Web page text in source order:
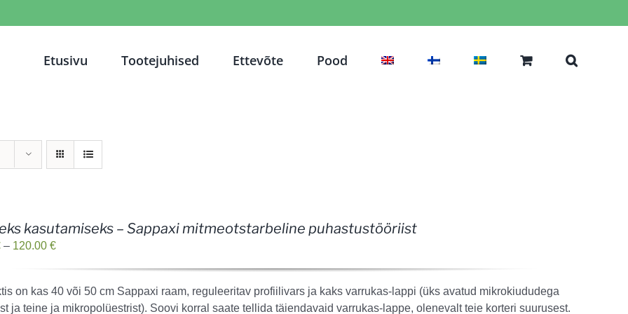
Etusivu Tootejuhised Ettevõte Pood
kasutamiseks – Sappaxi mitmeotstarbeline puhastustööriist
– 120.00 €Price
through
on kas 40 või 50 cm Sappaxi raam, reguleeritav profiilivars ja kaks varrukas-lappi (üks avatud mikrokiududega
ja teine ja mikropolüestrist). Soovi korral saate tellida täiendavaid varrukas-lappe, olenevalt teie korteri suurusest.